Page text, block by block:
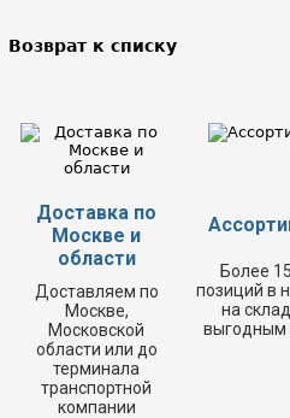
Возврат к списку
Доставка по
Москве и
области
Доставляем по
Москве,
Московской
области или до
терминала
транспортной
компании
Более
позиций в
на
выгодным